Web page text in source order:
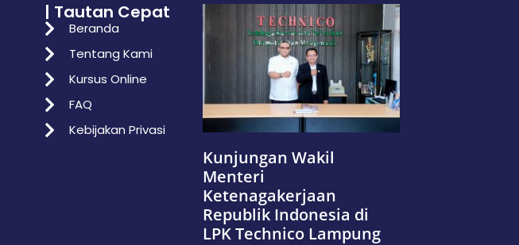
| Tautan Cepat
Beranda
Tentang Kami
Kursus Online
FAQ
Kebijakan Privasi
Kunjungan Wakil
Menteri
Ketenagakerjaan
Republik Indonesia di
LPK Technico Lampung